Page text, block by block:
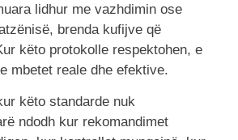
lidhur me vazhdimin ose
brenda kufijve që
këto protokolle respektohen, e
mbetet reale dhe efektive.
këto standarde nuk
ndodh kur rekomandimet